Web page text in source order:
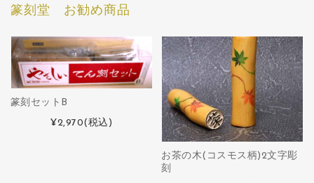
篆刻堂 お勧め商品
篆刻セットB
¥2,970(税込)
お茶の木(コスモス柄)2文字彫
刻